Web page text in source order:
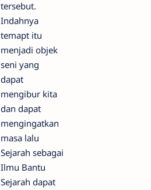
tersebut.
Indahnya
temapt itu
menjadi objek
seni yang
dapat
mengibur kita
dan dapat
mengingatkan
masa lalu
Sejarah sebagai
Ilmu Bantu
Sejarah dapat